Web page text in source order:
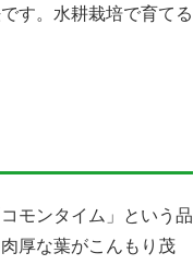
す。水耕栽培で育てる
モンタイム」という品
厚な葉がこんもり茂